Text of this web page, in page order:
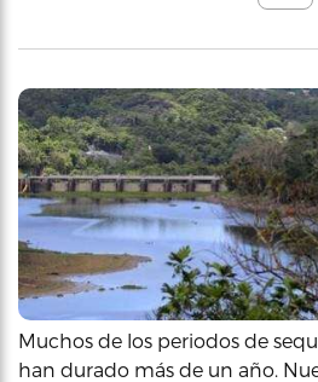
Muchos de los periodos de
han durado más de un año.